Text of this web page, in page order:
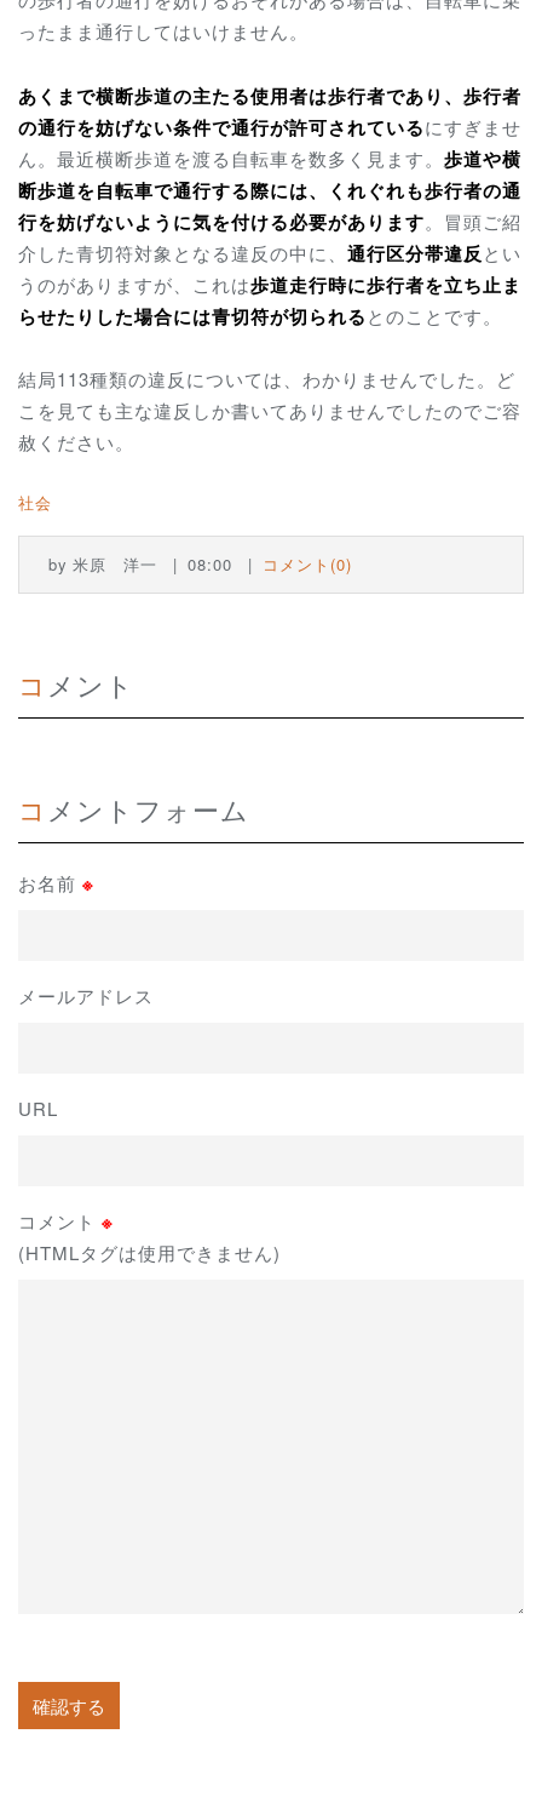
ったまま通行してはいけません。
あくまで横断歩道の主たる使用者は歩行者であり、歩行者
の通行を妨げない条件で通行が許可されているにすぎませ
ん。最近横断歩道を渡る自転車を数多く見ます。 歩道や横
断歩道を自転車で通行する際には、くれぐれも歩行者の通
行を妨げないように気を付ける必要があります。冒頭ご紹
介した青切符対象となる違反の中に、 通行区分帯違反とい
うのがありますが、これは歩道走行時に歩行者を立ち止ま
らせたりした場合には青切符が切られるとのことです。
結局113種類の違反については、わかりませんでした。ど
こを見ても主な違反しか書いてありませんでしたのでご容
赦ください。
社会
by 米原 洋一 08:00 コメント(0)
コメント
コメントフォーム
お名前 ※
メールアドレス
URL
コメント ※
(HTMLタグは使用できません)